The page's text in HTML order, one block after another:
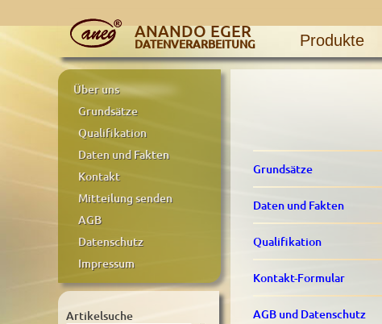
ANANDO EGER
DATENVERARBEITUNG Produkte
Über uns
Grundsätze
Qualifikation
Daten und Fakten
Kontakt
Mitteilung senden
AGB
Datenschutz
Impressum
Artikelsuche
Grundsätze
Daten und Fakten
Qualifikation
Kontakt-Formular
AGB und Datenschutz